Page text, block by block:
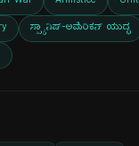
ಸ್ಪ್ಯಾನಿಷ್-ಅಮೆರಿಕನ್ ಯುದ್ಧ